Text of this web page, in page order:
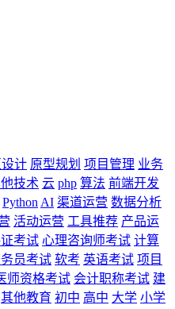
计 原型规划 项目管理 业务
技术 云 php 算法 前端开发
Python AI 渠道运营 数据分析
活动运营 工具推荐 产品运
考试 心理咨询师考试 计算
员考试 软考 英语考试 项目
师资格考试 会计职称考试 建
其他教育 初中 高中 大学 小学